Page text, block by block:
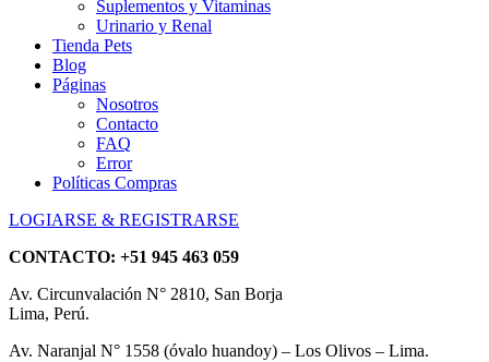
Suplementos y Vitaminas
Urinario y Renal
Tienda Pets
Blog
Páginas
Nosotros
Contacto
FAQ
Error
Políticas Compras
LOGIARSE & REGISTRARSE
CONTACTO: +51 945 463 059
Av. Circunvalación N° 2810, San Borja
Lima, Perú.
Av. Naranjal N° 1558 (óvalo huandoy) – Los Olivos – Lima.